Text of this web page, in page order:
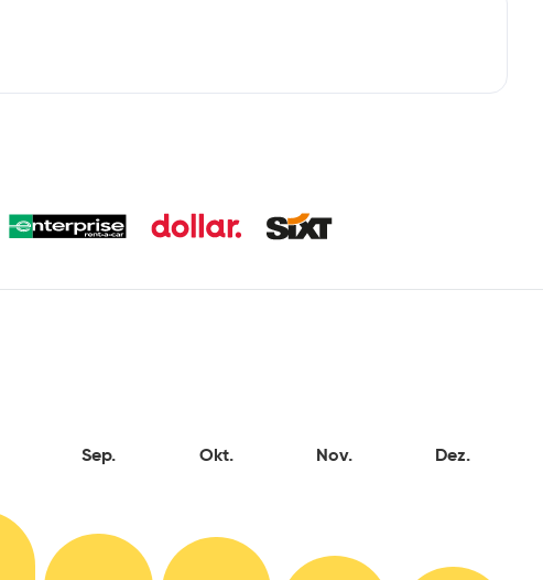
Sep. Okt. Nov. Dez.